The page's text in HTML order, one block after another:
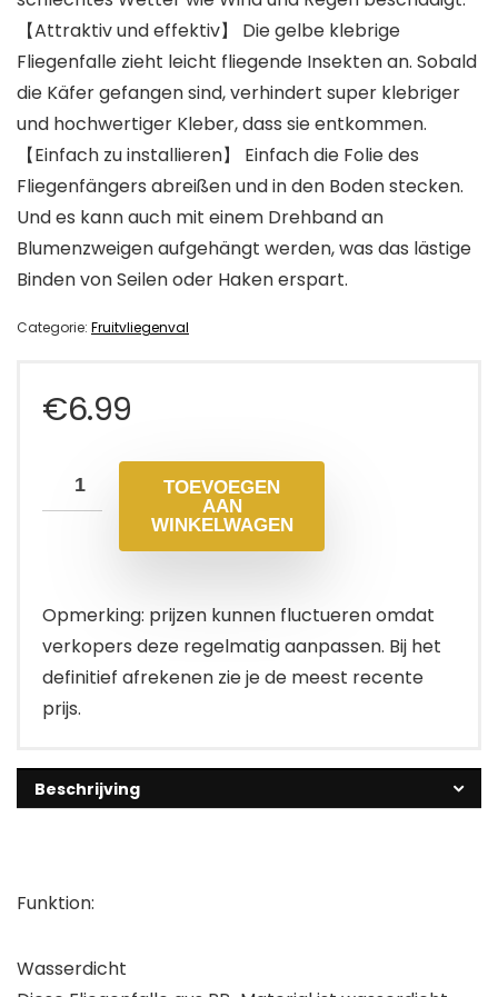
【Attraktiv und effektiv】 Die gelbe klebrige
Fliegenfalle zieht leicht fliegende Insekten an. Sobald
die Käfer gefangen sind, verhindert super klebriger
und hochwertiger Kleber, dass sie entkommen.
【Einfach zu installieren】 Einfach die Folie des
Fliegenfängers abreißen und in den Boden stecken.
Und es kann auch mit einem Drehband an
Blumenzweigen aufgehängt werden, was das lästige
Binden von Seilen oder Haken erspart.
Categorie: Fruitvliegenval
€6.99
TOEVOEGEN
AAN
WINKELWAGEN
Opmerking: prijzen kunnen fluctueren omdat
verkopers deze regelmatig aanpassen. Bij het
definitief afrekenen zie je de meest recente
prijs.
Beschrijving
Funktion:
Wasserdicht